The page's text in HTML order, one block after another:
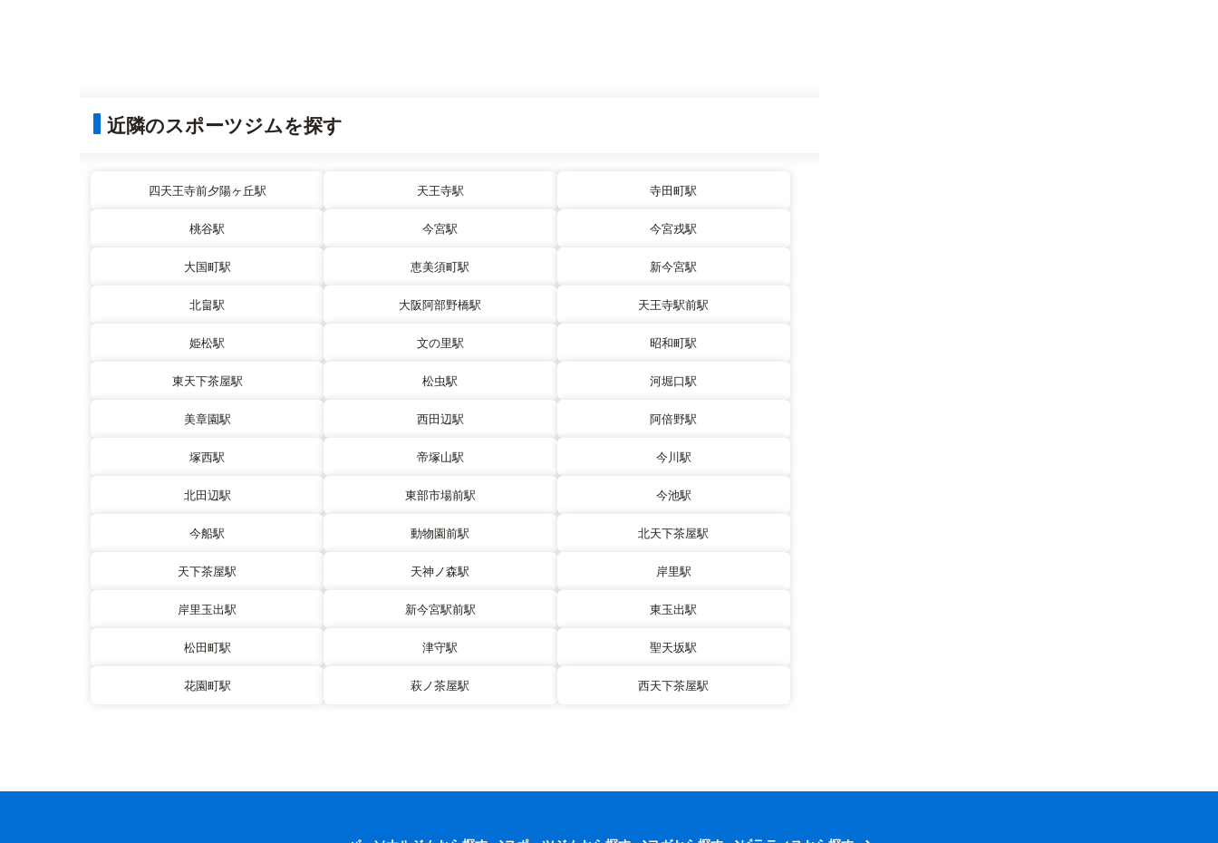
近隣のスポーツジムを探す
四天王寺前夕陽ヶ丘駅 天王寺駅 寺田町駅
桃谷駅 今宮駅 今宮戎駅
大国町駅 恵美須町駅 新今宮駅
北畠駅 大阪阿部野橋駅 天王寺駅前駅
姫松駅 文の里駅 昭和町駅
東天下茶屋駅 松虫駅 河堀口駅
美章園駅 西田辺駅 阿倍野駅
塚西駅 帝塚山駅 今川駅
北田辺駅 東部市場前駅 今池駅
今船駅 動物園前駅 北天下茶屋駅
天下茶屋駅 天神ノ森駅 岸里駅
岸里玉出駅 新今宮駅前駅 東玉出駅
松田町駅 津守駅 聖天坂駅
花園町駅 萩ノ茶屋駅 西天下茶屋駅